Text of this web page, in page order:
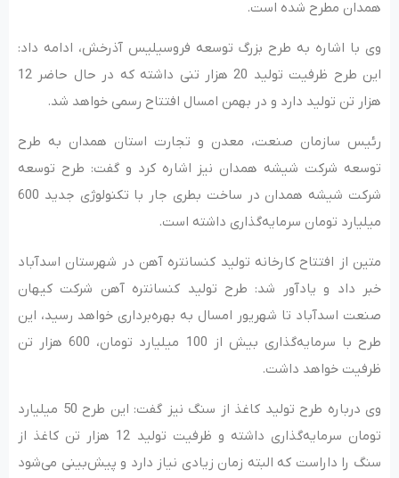
همدان مطرح شده است.
وی با اشاره به طرح بزرگ توسعه فروسیلیس آذرخش، ادامه داد:
این طرح ظرفیت تولید 20 هزار تنی داشته که در حال حاضر 12
هزار تن تولید دارد و در بهمن امسال افتتاح رسمی خواهد شد.
رئیس سازمان صنعت، معدن و تجارت استان همدان به طرح
توسعه شرکت شیشه همدان نیز اشاره کرد و گفت: طرح توسعه
شرکت شیشه همدان در ساخت بطری جار با تکنولوژی جدید 600
میلیارد تومان سرمایه‌گذاری داشته است.
متین از افتتاح کارخانه تولید کنسانتره آهن در شهرستان اسدآباد
خبر داد و یادآور شد: طرح تولید کنسانتره آهن شرکت کیهان
صنعت اسدآباد تا شهریور امسال به بهره‌برداری خواهد رسید، این
طرح با سرمایه‌گذاری بیش از 100 میلیارد تومان، 600 هزار تن
ظرفیت خواهد داشت.
وی درباره طرح تولید کاغذ از سنگ نیز گفت: این طرح 50 میلیارد
تومان سرمایه‌گذاری داشته و ظرفیت تولید 12 هزار تن کاغذ از
سنگ را داراست که البته زمان زیادی نیاز دارد و پیش‌بینی می‌شود